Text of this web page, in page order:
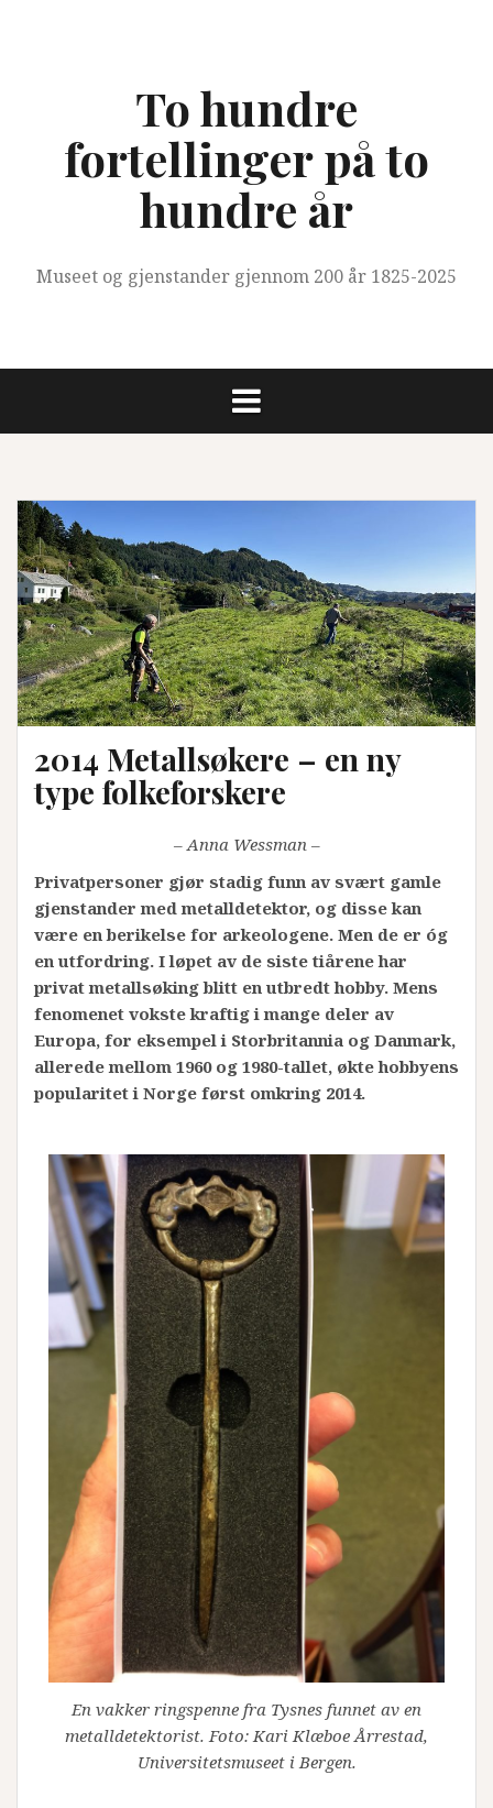
To hundre
fortellinger på to
hundre år
Museet og gjenstander gjennom 200 år 1825-2025
2014 Metallsøkere – en ny
type folkeforskere
– Anna Wessman –
Privatpersoner gjør stadig funn av svært gamle
gjenstander med metalldetektor, og disse kan
være en berikelse for arkeologene. Men de er óg
en utfordring. I løpet av de siste tiårene har
privat metallsøking blitt en utbredt hobby. Mens
fenomenet vokste kraftig i mange deler av
Europa, for eksempel i Storbritannia og Danmark,
allerede mellom 1960 og 1980-tallet, økte hobbyens
popularitet i Norge først omkring 2014.
En vakker ringspenne fra Tysnes funnet av en
metalldetektorist. Foto: Kari Klæboe Årrestad,
Universitetsmuseet i Bergen.